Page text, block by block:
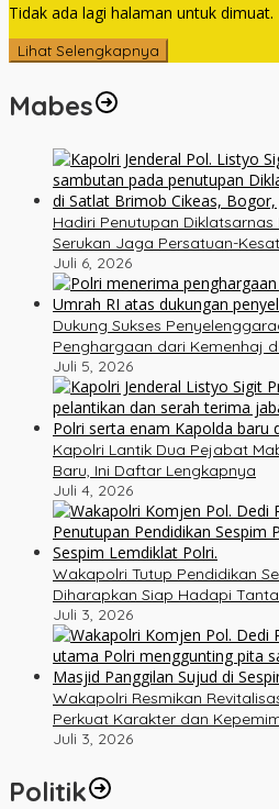
Tidak ada lagi halaman untuk dimuat.
Lihat Selengkapnya
Mabes
Hadiri Penutupan Diklatsarnas
Serukan Jaga Persatuan-
Juli 6, 2026
Dukung Sukses
Penghargaan dari Kemenhaj
Juli 5, 2026
Kapolri Lantik Dua Pejabat
Baru, Ini Daftar Lengkapnya
Juli 4, 2026
Wakapolri Tutup Pendidikan
Diharapkan Siap Hadapi
Juli 3, 2026
Wakapolri Resmikan
Perkuat Karakter dan
Juli 3, 2026
Politik